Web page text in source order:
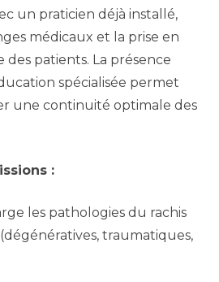
un praticien déjà installé,
médicaux et la prise en
patients. La présence
spécialisée permet
une continuité optimale des
:
les pathologies du rachis
traumatiques,